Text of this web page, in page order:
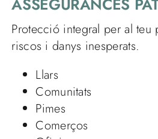
Protecció integral per al teu
riscos i danys inesperats.
Llars
Comunitats
Pimes
Comerços